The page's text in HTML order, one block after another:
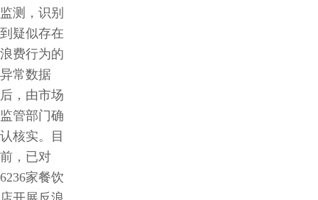
监测，识别
到疑似存在
浪费行为的
异常数据
后，由市场
监管部门确
认核实。目
前，已对
6236家餐饮